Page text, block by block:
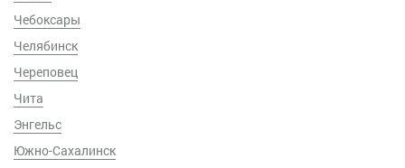
Чебоксары
Челябинск
Череповец
Чита
Энгельс
Южно-Сахалинск